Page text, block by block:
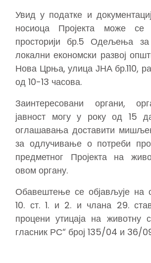
Увид у податке и
носиоца Пројекта може
просторији бр.5 Одељења
локални економски развој
Нова Црња, улица ЈНА бр.110,
од 10-13 часова.
Заинтересовани органи,
јавност могу у року од 15
оглашавања доставити
за одлучивање о потреби
предметног Пројекта на
овом органу.
Обавештење се објављује на
10. ст. 1. и 2. и члана 29.
процени утицаја на животну
гласник РС“ број 135/04 и 36/